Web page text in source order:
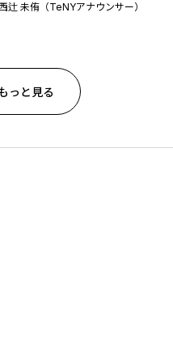
辻 未侑（TeNYアナウンサー）
っと見る